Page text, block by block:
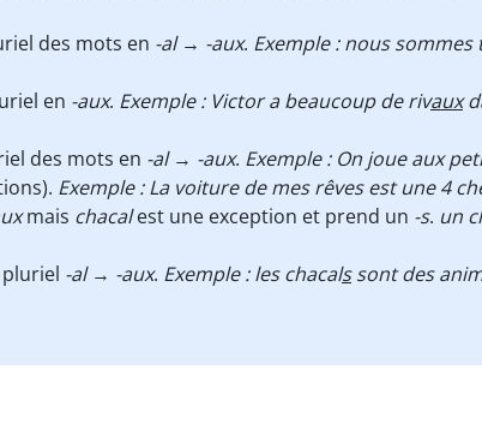
des mots en -al→ -aux. Exemple : nous sommes
en -aux. Exemple : Victor a beaucoup de rivaux
des mots en -al→ -aux. Exemple : On joue aux
Exemple : La voiture de mes rêves est une 4
mais chacalest une exception et prend un -s. un
-al→ -aux. Exemple : les chacalssont des